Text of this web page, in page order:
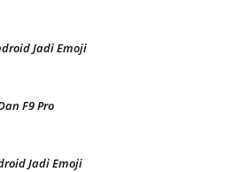
Jadi Emoji
F9 Pro
Jadi Emoji